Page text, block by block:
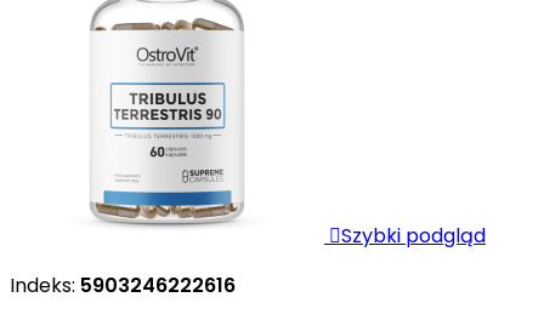
Szybki podgląd
Indeks: 5903246222616